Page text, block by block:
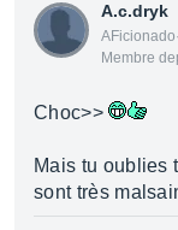
A.c.dryk
Membre
Choc>>
Mais tu oublies
sont très